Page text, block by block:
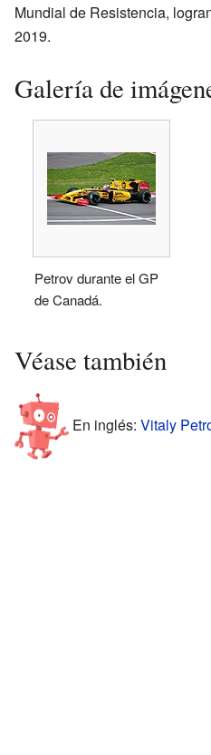
Mundial de Resistencia,
2019.
Galería de
Petrov durante el GP
de Canadá.
Véase también
En inglés: Vitaly